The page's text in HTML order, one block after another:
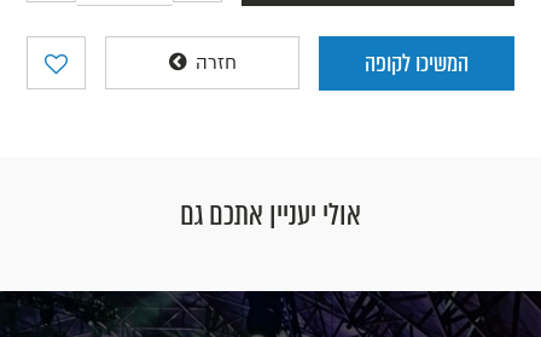
המשיכו לקופה חזרה
אולי יעניין אתכם גם